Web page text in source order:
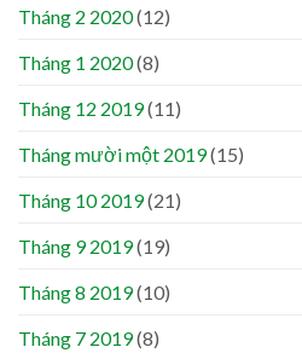
Tháng 2 2020(12)
Tháng 1 2020(8)
Tháng 12 2019(11)
Tháng mười một 2019(15)
Tháng 10 2019(21)
Tháng 9 2019(19)
Tháng 8 2019(10)
Tháng 7 2019(8)